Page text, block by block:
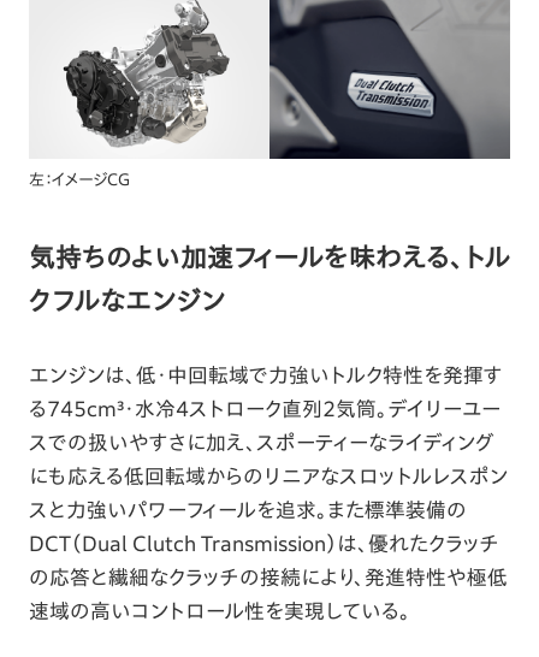
左：イメージCG
気持ちのよい加速フィールを味わえる、トル
クフルなエンジン
エンジンは、低・中回転域で力強いトルク特性を発揮す
る745cm³・水冷4ストローク直列2気筒。デイリーユー
スでの扱いやすさに加え、スポーティーなライディング
にも応える低回転域からのリニアなスロットルレスポン
スと力強いパワーフィールを追求。また標準装備の
DCT（Dual Clutch Transmission）は、優れたクラッチ
の応答と繊細なクラッチの接続により、発進特性や極低
速域の高いコントロール性を実現している。